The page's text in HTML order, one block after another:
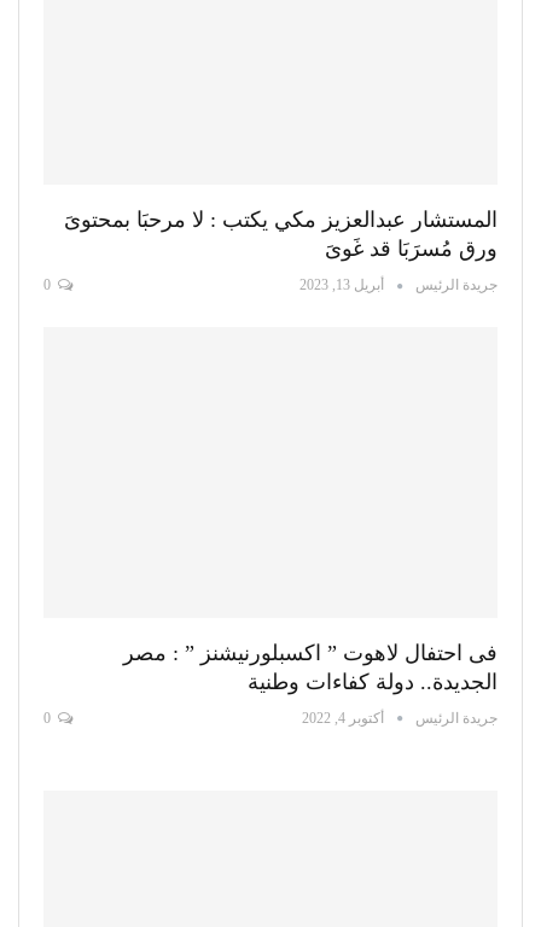
المستشار عبدالعزيز مكي يكتب : لا مرحبَا بمحتوىَ
ورق مُسرَبَا قد غَوىَ
جريدة الرئيس أبريل 13, 2023
فى احتفال لاهوت ” اكسبلورنيشنز ” : مصر
الجديدة.. دولة كفاءات وطنية
جريدة الرئيس أكتوبر 4, 2022